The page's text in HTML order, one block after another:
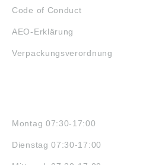
Code of Conduct
AEO-Erklärung
Verpackungsverordnung
Montag 07:30-17:00
Dienstag 07:30-17:00